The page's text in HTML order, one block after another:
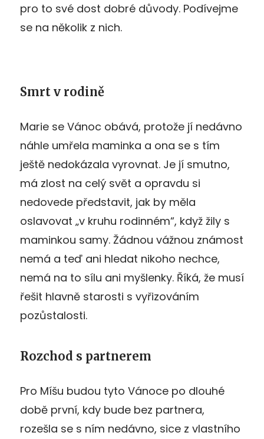
pro to své dost dobré důvody. Podívejme
se na několik z nich.
Smrt v rodině
Marie se Vánoc obává, protože jí nedávno
náhle umřela maminka a ona se s tím
ještě nedokázala vyrovnat. Je jí smutno,
má zlost na celý svět a opravdu si
nedovede představit, jak by měla
oslavovat „v kruhu rodinném“, když žily s
maminkou samy. Žádnou vážnou známost
nemá a teď ani hledat nikoho nechce,
nemá na to sílu ani myšlenky. Říká, že musí
řešit hlavně starosti s vyřizováním
pozůstalosti.
Rozchod s partnerem
Pro Míšu budou tyto Vánoce po dlouhé
době první, kdy bude bez partnera,
rozešla se s ním nedávno, sice z vlastního